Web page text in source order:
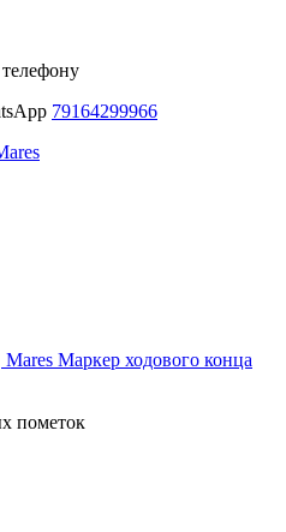
79164299966
Mares Маркер ходового конца
пометок